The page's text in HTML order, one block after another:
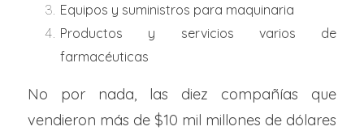
Equipos y suministros para maquinaria
Productos y servicios varios de
farmacéuticas
No por nada, las diez compañías que
vendieron más de $10 mil millones de dólares